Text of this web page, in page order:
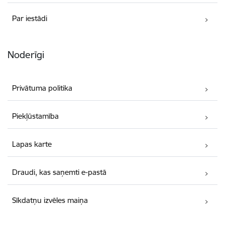
Par iestādi
Noderīgi
Privātuma politika
Piekļūstamība
Lapas karte
Draudi, kas saņemti e-pastā
Sīkdatņu izvēles maiņa